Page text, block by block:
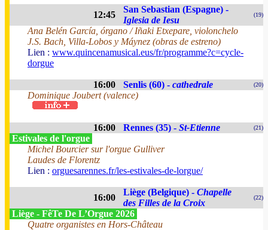
12:45
San Sebastian (Espagne) -
Iglesia de Iesu
(19)
Ana Belén García, órgano / Iñaki Etxepare, violonchelo
J.S. Bach, Villa-Lobos y Máynez (obras de estreno)
Lien : www.quincenamusical.eus/fr/programme?c=cycle-
dorgue
16:00 Senlis (60) - cathedrale (20)
Dominique Joubert (valence)
16:00 Rennes (35) - St-Etienne (21)
Estivales de l'orgue
Michel Bourcier sur l'orgue Gulliver
Laudes de Florentz
Lien : orguesarennes.fr/les-estivales-de-lorgue/
16:00
Liège (Belgique) - Chapelle
des Filles de la Croix
(22)
Liège - FêTe De L’Orgue 2026
Quatre organistes en Hors-Château